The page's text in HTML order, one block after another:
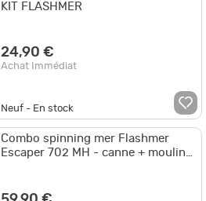
KIT FLASHMER
24,90 €
Achat Immédiat
Neuf - En stock
Combo spinning mer Flashmer
Escaper 702 MH - canne + moulinet